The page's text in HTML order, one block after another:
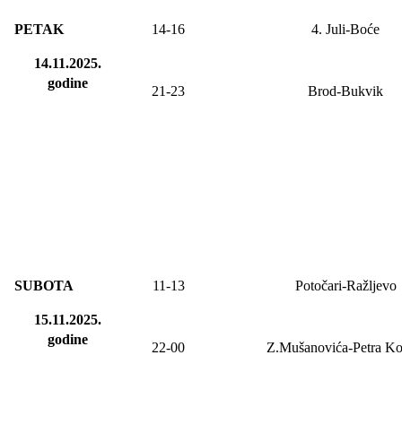
PETAK
14.11.2025.
godine
14-16 4. Juli-Boće
21-23 Brod-Bukvik
SUBOTA
15.11.2025.
godine
11-13 Potočari-Ražljevo
22-00 Z.Mušanovića-Petra